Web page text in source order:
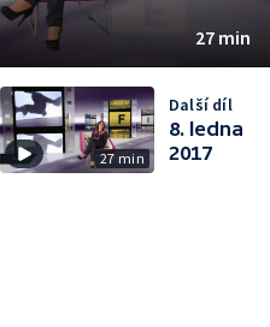
27 min
27 min
Další díl
8. ledna
2017